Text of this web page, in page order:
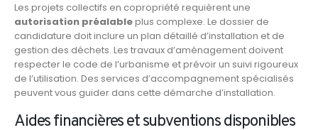
Les projets collectifs en copropriété requièrent une
autorisation préalableplus complexe. Le dossier de
candidature doit inclure un plan détaillé d’installation et de
gestion des déchets. Les travaux d’aménagement doivent
respecter le code de l’urbanisme et prévoir un suivi rigoureux
de l’utilisation. Des services d’accompagnement spécialisés
peuvent vous guider dans cette démarche d’installation.
Aides financières et subventions disponibles